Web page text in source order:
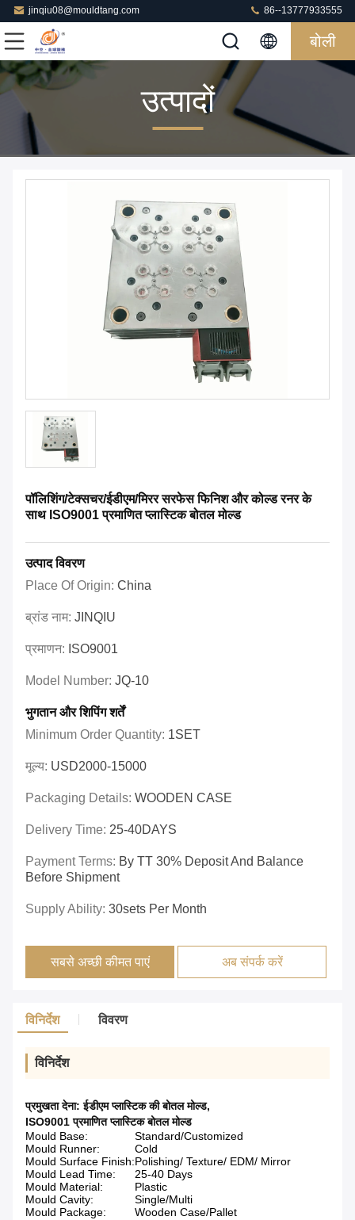
jinqiu08@mouldtang.com 86--13777933555
बोली
उत्पादों
पॉलिशिंग/टेक्सचर/ईडीएम/मिरर सरफेस फिनिश और कोल्ड रनर के
साथ ISO9001 प्रमाणित प्लास्टिक बोतल मोल्ड
उत्पाद विवरण
Place Of Origin: China
ब्रांड नाम: JINQIU
प्रमाणन: ISO9001
Model Number: JQ-10
भुगतान और शिपिंग शर्तें
Minimum Order Quantity: 1SET
मूल्य: USD2000-15000
Packaging Details: WOODEN CASE
Delivery Time: 25-40DAYS
Payment Terms: By TT 30% Deposit And Balance
Before Shipment
Supply Ability: 30sets Per Month
सबसे अच्छी कीमत पाएं अब संपर्क करें
विनिर्देश विवरण
विनिर्देश
प्रमुखता देना:ईडीएम प्लास्टिक की बोतल मोल्ड,
ISO9001 प्रमाणित प्लास्टिक बोतल मोल्ड
Mould Base:
Standard/Customized
Mould Runner:
Cold
Mould Surface Finish:Polishing/ Texture/ EDM/ Mirror
Mould Lead Time:
25-40 Days
Mould Material:
Plastic
Mould Cavity:
Single/Multi
Mould Package:
Wooden Case/Pallet